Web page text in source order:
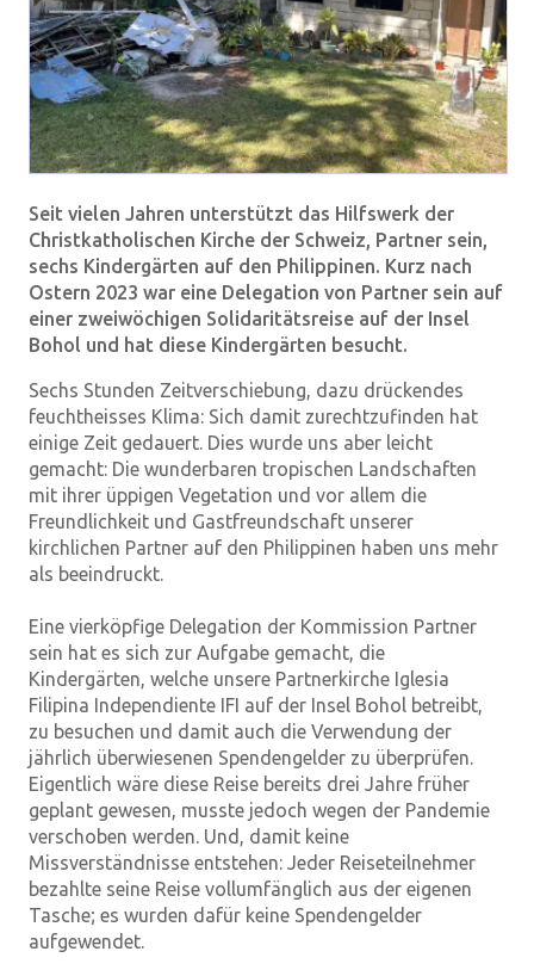
Seit vielen Jahren unterstützt das Hilfswerk der
Christkatholischen Kirche der Schweiz, Partner sein,
sechs Kindergärten auf den Philippinen. Kurz nach
Ostern 2023 war eine Delegation von Partner sein auf
einer zweiwöchigen Solidaritätsreise auf der Insel
Bohol und hat diese Kindergärten besucht.
Sechs Stunden Zeitverschiebung, dazu drückendes
feuchtheisses Klima: Sich damit zurechtzufinden hat
einige Zeit gedauert. Dies wurde uns aber leicht
gemacht: Die wunderbaren tropischen Landschaften
mit ihrer üppigen Vegetation und vor allem die
Freundlichkeit und Gastfreundschaft unserer
kirchlichen Partner auf den Philippinen haben uns mehr
als beeindruckt.
Eine vierköpfige Delegation der Kommission Partner
sein hat es sich zur Aufgabe gemacht, die
Kindergärten, welche unsere Partnerkirche Iglesia
Filipina Independiente IFI auf der Insel Bohol betreibt,
zu besuchen und damit auch die Verwendung der
jährlich überwiesenen Spendengelder zu überprüfen.
Eigentlich wäre diese Reise bereits drei Jahre früher
geplant gewesen, musste jedoch wegen der Pandemie
verschoben werden. Und, damit keine
Missverständnisse entstehen: Jeder Reiseteilnehmer
bezahlte seine Reise vollumfänglich aus der eigenen
Tasche; es wurden dafür keine Spendengelder
aufgewendet.